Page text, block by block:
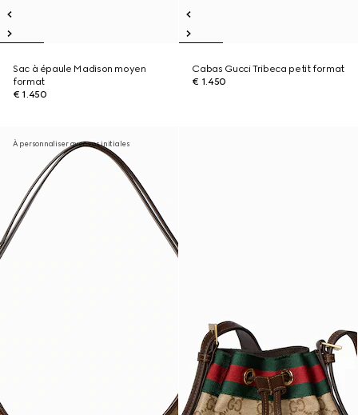
Sac à épaule Madison moyen
format
€ 1.450
Cabas Gucci Tribeca petit format
€ 1.450
À personnaliser avec vos initiales